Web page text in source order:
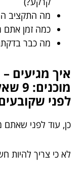
מה התקציב
כמה זמן אתם
מה כבר
איך מגיעים
לפני
כן, עוד לפני שאתם
לא כי צריך להיות